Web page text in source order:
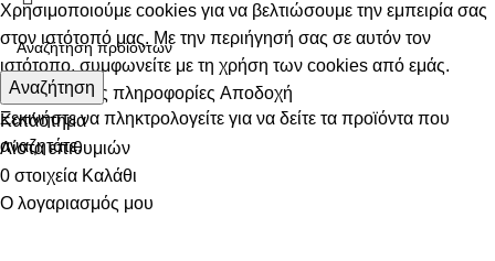
Αναζήτηση
Ξεκινήστε να πληκτρολογείτε για να δείτε τα προϊόντα που
αναζητάτε.
Χρησιμοποιούμε cookies για να βελτιώσουμε την εμπειρία σας
στον ιστότοπό μας. Με την περιήγησή σας σε αυτόν τον
ιστότοπο, συμφωνείτε με τη χρήση των cookies από εμάς.
Περισσότερες πληροφορίες Αποδοχή
Κατάστημα
Λίστα επιθυμιών
0 στοιχεία Καλάθι
Ο λογαριασμός μου